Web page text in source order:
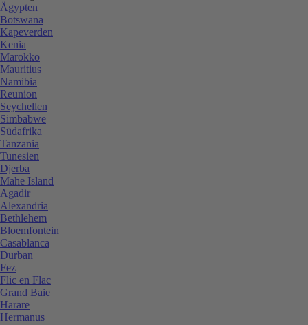
Ägypten
Botswana
Kapeverden
Kenia
Marokko
Mauritius
Namibia
Reunion
Seychellen
Simbabwe
Südafrika
Tanzania
Tunesien
Djerba
Mahe Island
Agadir
Alexandria
Bethlehem
Bloemfontein
Casablanca
Durban
Fez
Flic en Flac
Grand Baie
Harare
Hermanus